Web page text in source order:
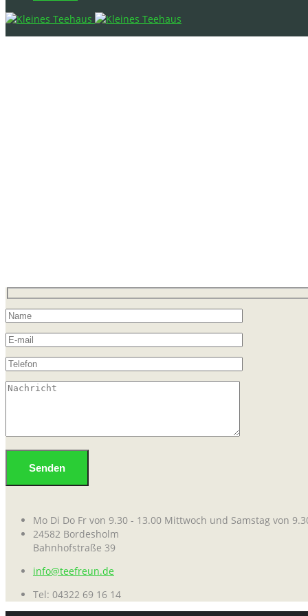
Mo Di Do Fr von 9.30 - 13.00 Mittwoch und Samstag von
24582 Bordesholm
Bahnhofstraße 39
info@teefreun.de
Tel: 04322 69 16 14